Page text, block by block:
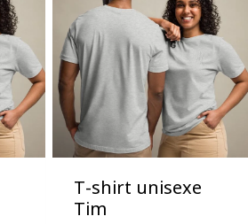
T-shirt unisexe
Tim